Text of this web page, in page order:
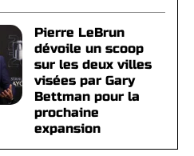
Pierre LeBrun
dévoile un scoop
sur les deux villes
visées par Gary
Bettman pour la
prochaine
expansion